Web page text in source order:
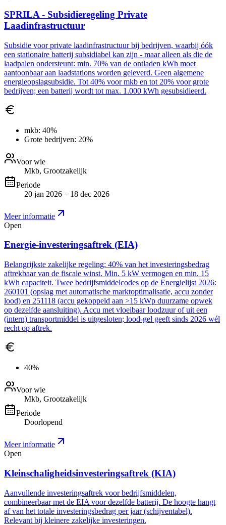
SPRILA - Subsidieregeling Private
Laadinfrastructuur
Subsidie voor private laadinfrastructuur bij bedrijven, waarbij óók
een stationaire batterij subsidiabel kan zijn - maar alleen als die de
laadpalen ondersteunt: min. 70% van de ontladen kWh moet
aantoonbaar aan laadstations worden geleverd. Geen algemene
energieopslagsubsidie. Tot 40% voor mkb en tot 20% voor grote
bedrijven; een batterij wordt tot max. 1.000 kWh gesubsidieerd.
mkb: 40%
Grote bedrijven: 20%
Voor wie
Mkb, Grootzakelijk
Periode
20 jan 2026 – 18 dec 2026
Meer informatie
Open
Energie-investeringsaftrek (EIA)
Belangrijkste zakelijke regeling: 40% van het investeringsbedrag
aftrekbaar van de fiscale winst. Min. 5 kW vermogen en min. 15
kWh capaciteit. Twee bedrijfsmiddelcodes op de Energielijst 2026:
260101 (opslag met automatische marktoptimalisatie, accu zonder
lood) en 251118 (accu gekoppeld aan >15 kWp duurzame opwek
op dezelfde aansluiting). Accu met vloeibaar loodzuur of uit een
(intern) transportmiddel is uitgesloten; lood-gel geeft sinds 2026 wél
recht op aftrek.
40%
Voor wie
Mkb, Grootzakelijk
Periode
Doorlopend
Meer informatie
Open
Kleinschaligheidsinvesteringsaftrek (KIA)
Aanvullende investeringsaftrek voor bedrijfsmiddelen,
combineerbaar met de EIA voor dezelfde batterij. De hoogte hangt
af van het totale investeringsbedrag per jaar (schijventabel).
Relevant bij kleinere zakelijke investeringen.